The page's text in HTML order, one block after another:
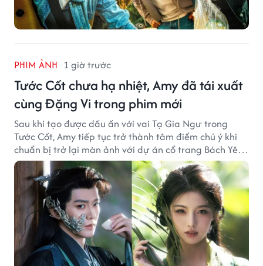
PHIM ẢNH 1 giờ trước
Tước Cốt chưa hạ nhiệt, Amy đã tái xuất
cùng Đặng Vi trong phim mới
Sau khi tạo được dấu ấn với vai Tạ Gia Ngư trong
Tước Cốt, Amy tiếp tục trở thành tâm điểm chú ý khi
chuẩn bị trở lại màn ảnh với dự án cổ trang Bách Yêu
Phổ.